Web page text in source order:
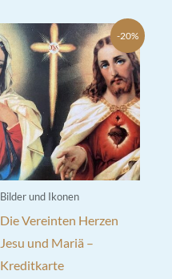
-20%
Bilder und Ikonen
Die Vereinten Herzen
Jesu und Mariä –
Kreditkarte